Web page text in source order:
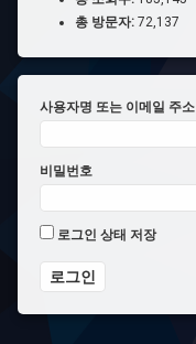
총 방문자: 72,137
사용자명 또는 이메일 주소
비밀번호
로그인 상태 저장